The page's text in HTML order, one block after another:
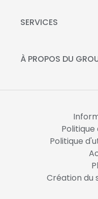
Kia
Peugeot 208
SERVICES
Livraison à
La Recharge
À PROPOS DU
Nos concessions
Nous rejoindre
Politique
Création du